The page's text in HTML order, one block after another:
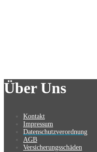
Über Uns
Kontakt
Impressum
Datenschutzverordnung
AGB
Versicherungsschäden